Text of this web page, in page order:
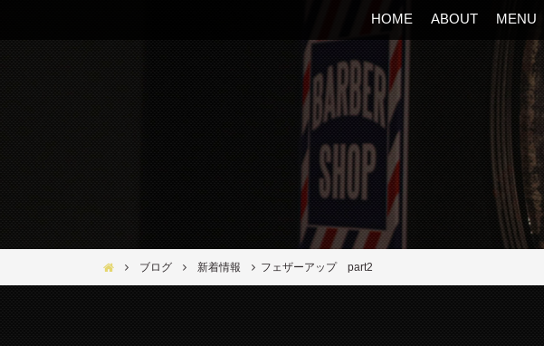
HOME ABOUT MENU
Bar Ber Shop REGALO【バーバーショップ レガロ】- 大阪・福島区の美容室
ブログ 新着情報 フェザーアップ part2